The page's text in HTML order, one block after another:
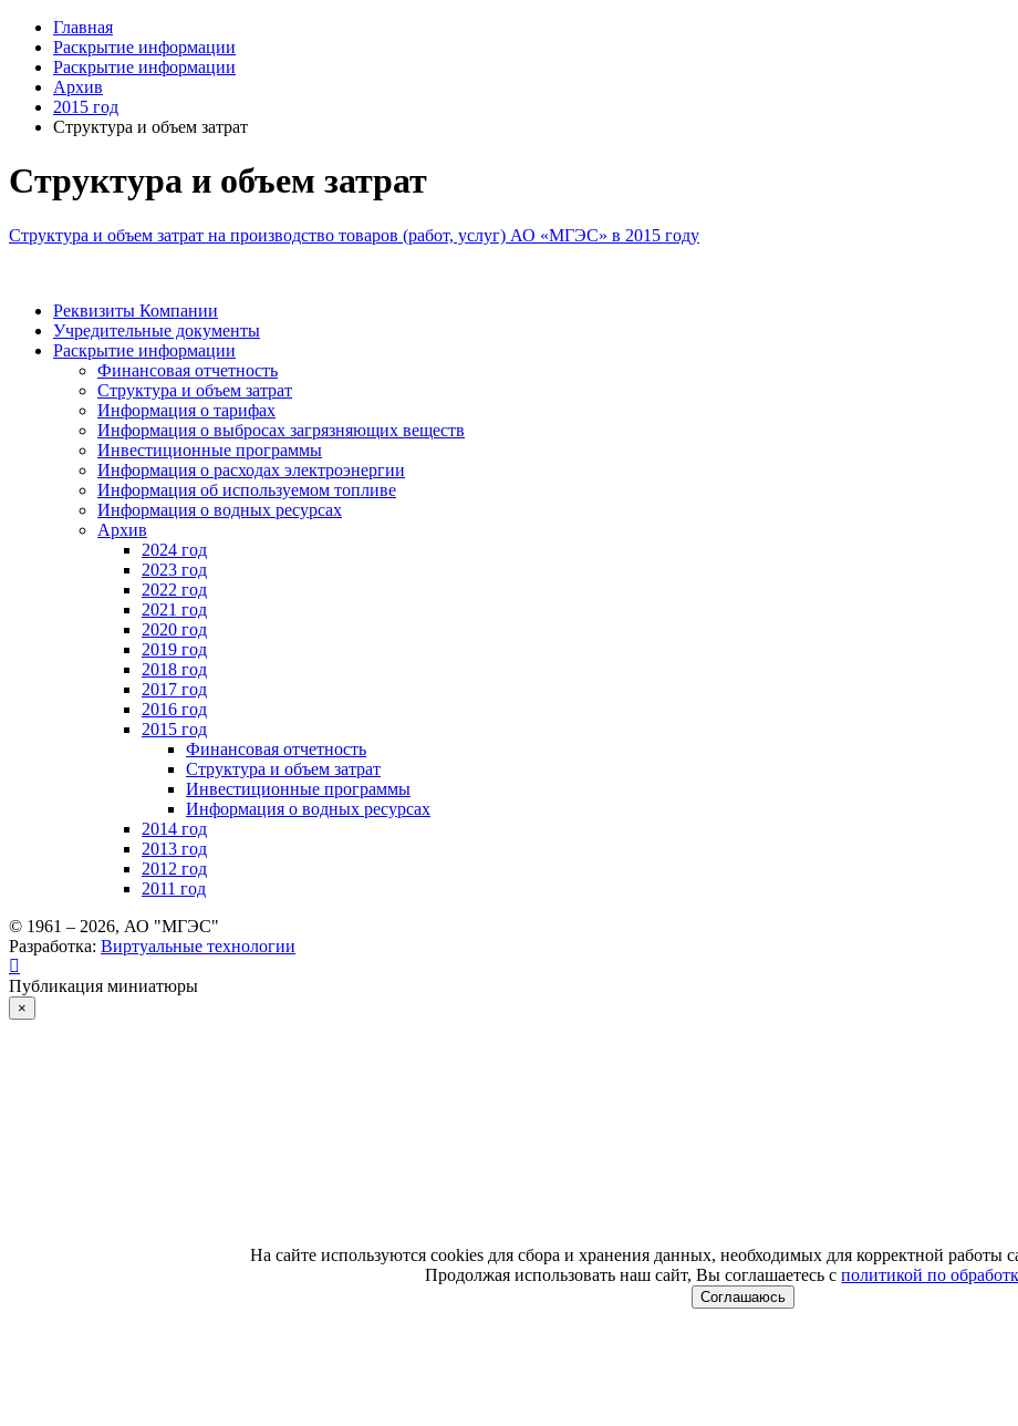
Главная
Раскрытие информации
Раскрытие информации
Архив
2015 год
Структура и объем затрат
Структура и объем затрат
Структура и объем затрат на производство товаров (работ, услуг) АО «МГЭС» в 2015 году
Реквизиты Компании
Учредительные документы
Раскрытие информации
Финансовая отчетность
Структура и объем затрат
Информация о тарифах
Информация о выбросах загрязняющих веществ
Инвестиционные программы
Информация о расходах электроэнергии
Информация об используемом топливе
Информация о водных ресурсах
Архив
2024 год
2023 год
2022 год
2021 год
2020 год
2019 год
2018 год
2017 год
2016 год
2015 год
Финансовая отчетность
Структура и объем затрат
Инвестиционные программы
Информация о водных ресурсах
2014 год
2013 год
2012 год
2011 год
© 1961 – 2026, АО "МГЭС"
Разработка: Виртуальные технологии
Публикация миниатюры
×
На сайте используются cookies для сбора и хранения данных, необходимых для корректной работы
Продолжая использовать наш сайт, Вы соглашаетесь сполитикой по
Соглашаюсь